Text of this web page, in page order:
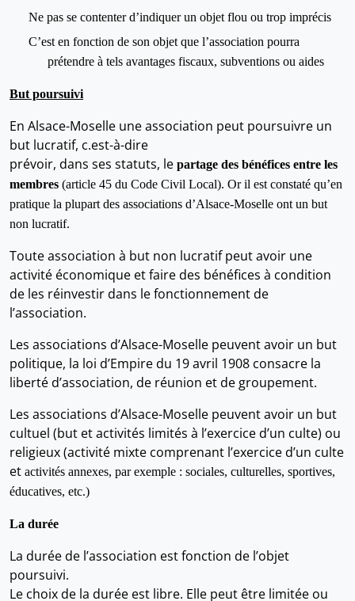
Ne pas se contenter d’indiquer un objet flou ou trop imprécis
C’est en fonction de son objet que l’association pourra
prétendre à tels avantages fiscaux, subventions ou aides
But poursuivi
En Alsace-Moselle une association peut poursuivre un
but lucratif, c.est-à-dire
prévoir, dans ses statuts, le partage des bénéfices entre les
membres (article 45 du Code Civil Local). Or il est constaté qu’en
pratique la plupart des associations d’Alsace-Moselle ont un but
non lucratif.
Toute association à but non lucratif peut avoir une
activité économique et faire des bénéfices à condition
de les réinvestir dans le fonctionnement de
l’association.
Les associations d’Alsace-Moselle peuvent avoir un but
politique, la loi d’Empire du 19 avril 1908 consacre la
liberté d’association, de réunion et de groupement.
Les associations d’Alsace-Moselle peuvent avoir un but
cultuel (but et activités limités à l’exercice d’un culte) ou
religieux (activité mixte comprenant l’exercice d’un culte
et activités annexes, par exemple : sociales, culturelles, sportives,
éducatives, etc.)
La durée
La durée de l’association est fonction de l’objet
poursuivi.
Le choix de la durée est libre. Elle peut être limitée ou